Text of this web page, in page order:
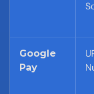
Google
Pay